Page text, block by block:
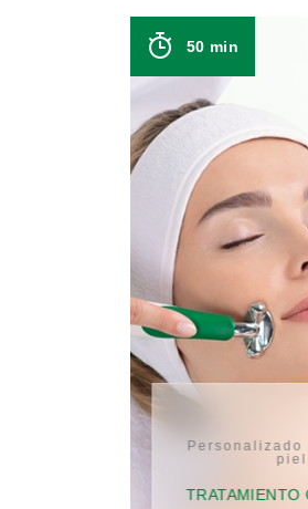
50 min
Personalizado
piel
TRATAMIENTO